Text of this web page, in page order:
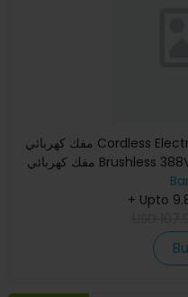
مفك كهربائي Cordless Electric Impact Cordless Impact في
مفك كهربائي Brushless 388VF 2 in1 Wrench ، 520N.M Power
+ Upto